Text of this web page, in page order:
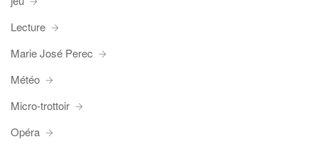
Lecture
Marie José Perec
Météo
Micro-trottoir
Opéra